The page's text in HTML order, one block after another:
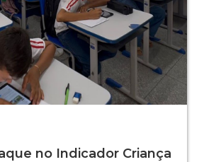
no Indicador Criança